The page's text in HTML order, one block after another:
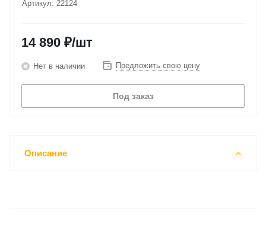
Артикул: 22124
14 890 ₽/шт
Нет в наличии Предложить свою цену
Под заказ
Описание